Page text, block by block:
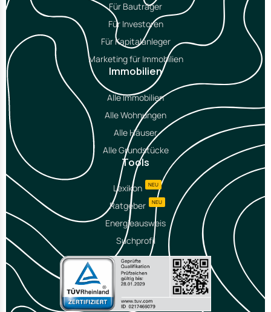
Für Bauträger
Für Investoren
Für Kapitalanleger
Marketing für Immobilien
Immobilien
Alle Immobilien
Alle Wohnungen
Alle Häuser
Alle Grundstücke
Tools
Lexikon NEU
Ratgeber NEU
Energieausweis
Suchprofil